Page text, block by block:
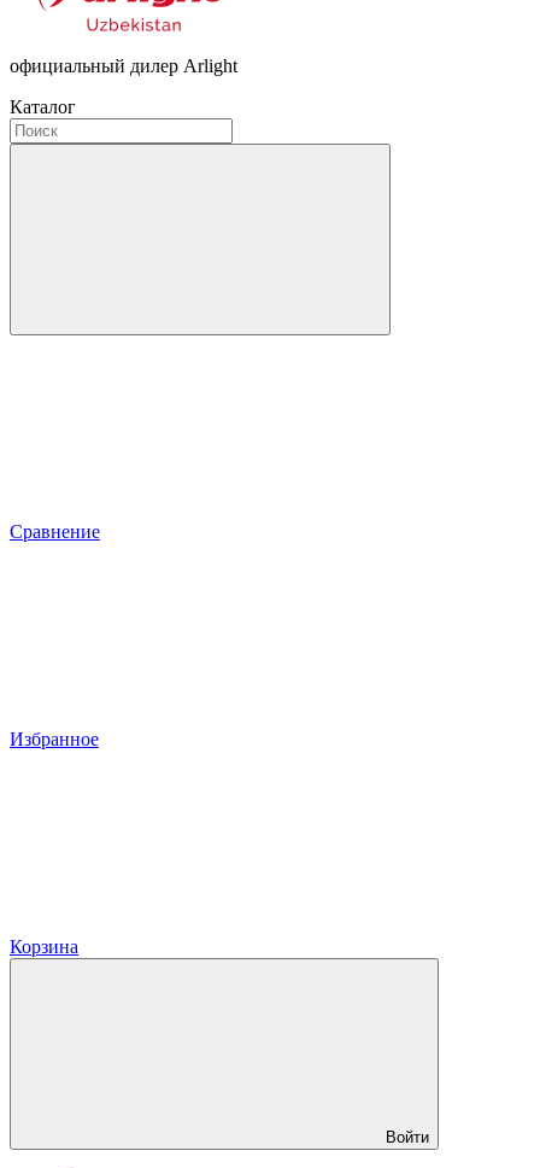
официальный дилер Arlight
Каталог
Сравнение
Избранное
Корзина
Войти